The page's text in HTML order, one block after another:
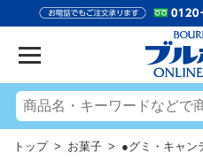
トップ> お菓子 > ●グミ・キャン